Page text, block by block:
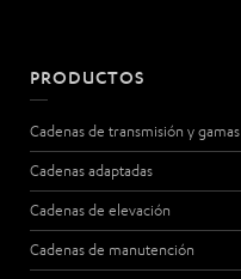
PRODUCTOS
Cadenas de transmisión y gamas
Cadenas adaptadas
Cadenas de elevación
Cadenas de manutención